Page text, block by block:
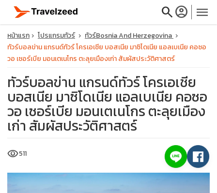
searchaccount_circle menu
close
travel_explore
หน้าแรก โปรแกรมทัวร์
ทัวร์Bosnia And Herzegovina
ทัวร์บอลข่าน แกรนด์ทัวร์ โครเอเชีย บอสเนีย มาซิโดเนีย แอลเบเนีย คอซอ
วอ เซอร์เบีย มอนเตเนโกร ตะลุยเมืองเก่า สัมผัสประวัติศาสตร์
ทัวร์บอลข่าน แกรนด์ทัวร์ โครเอเชีย
บอสเนีย มาซิโดเนีย แอลเบเนีย คอซอ
วอ เซอร์เบีย มอนเตเนโกร ตะลุยเมือง
เก่า สัมผัสประวัติศาสตร์
visibility511